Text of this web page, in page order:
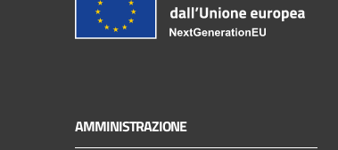
AMMINISTRAZIONE